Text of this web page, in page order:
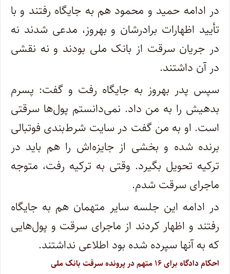
در ادامه حمید و محمود هم به جایگاه رفتند و با
تأیید اظهارات برادرشان و بهروز، مدعی شدند نه
در جریان سرقت از بانک ملی بودند و نه نقشی
در آن داشتند.
سپس پدر بهروز به جایگاه رفت و گفت: پسرم
بدهیش را به من داد. نمی‌دانستم پول‌ها سرقتی
است. او به من گفت در سایت شرط‌بندی فوتبالی
برنده شده و بخشی از جایزه‌اش را هم باید در
ترکیه تحویل بگیرد. وقتی به ترکیه رفت، متوجه
ماجرای سرقت شدم.
در ادامه این جلسه سایر متهمان هم به جایگاه
رفتند و اظهار کردند از ماجرای سرقت و پول‌هایی
که به آنها سپرده شده بود اطلاعی نداشتند.
احکام دادگاه برای ۱۶ متهم در پرونده سرقت بانک ملی